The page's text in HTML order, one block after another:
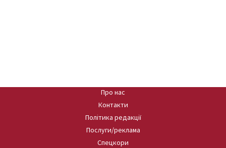
Про нас
Контакти
Політика редакції
Послуги/реклама
Спецкори